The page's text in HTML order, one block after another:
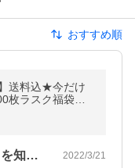
おすすめ順
送料込★今だけ
枚ラスク福袋
神戸へ行った時にこちらのラスクを知り気… 2022/3/21